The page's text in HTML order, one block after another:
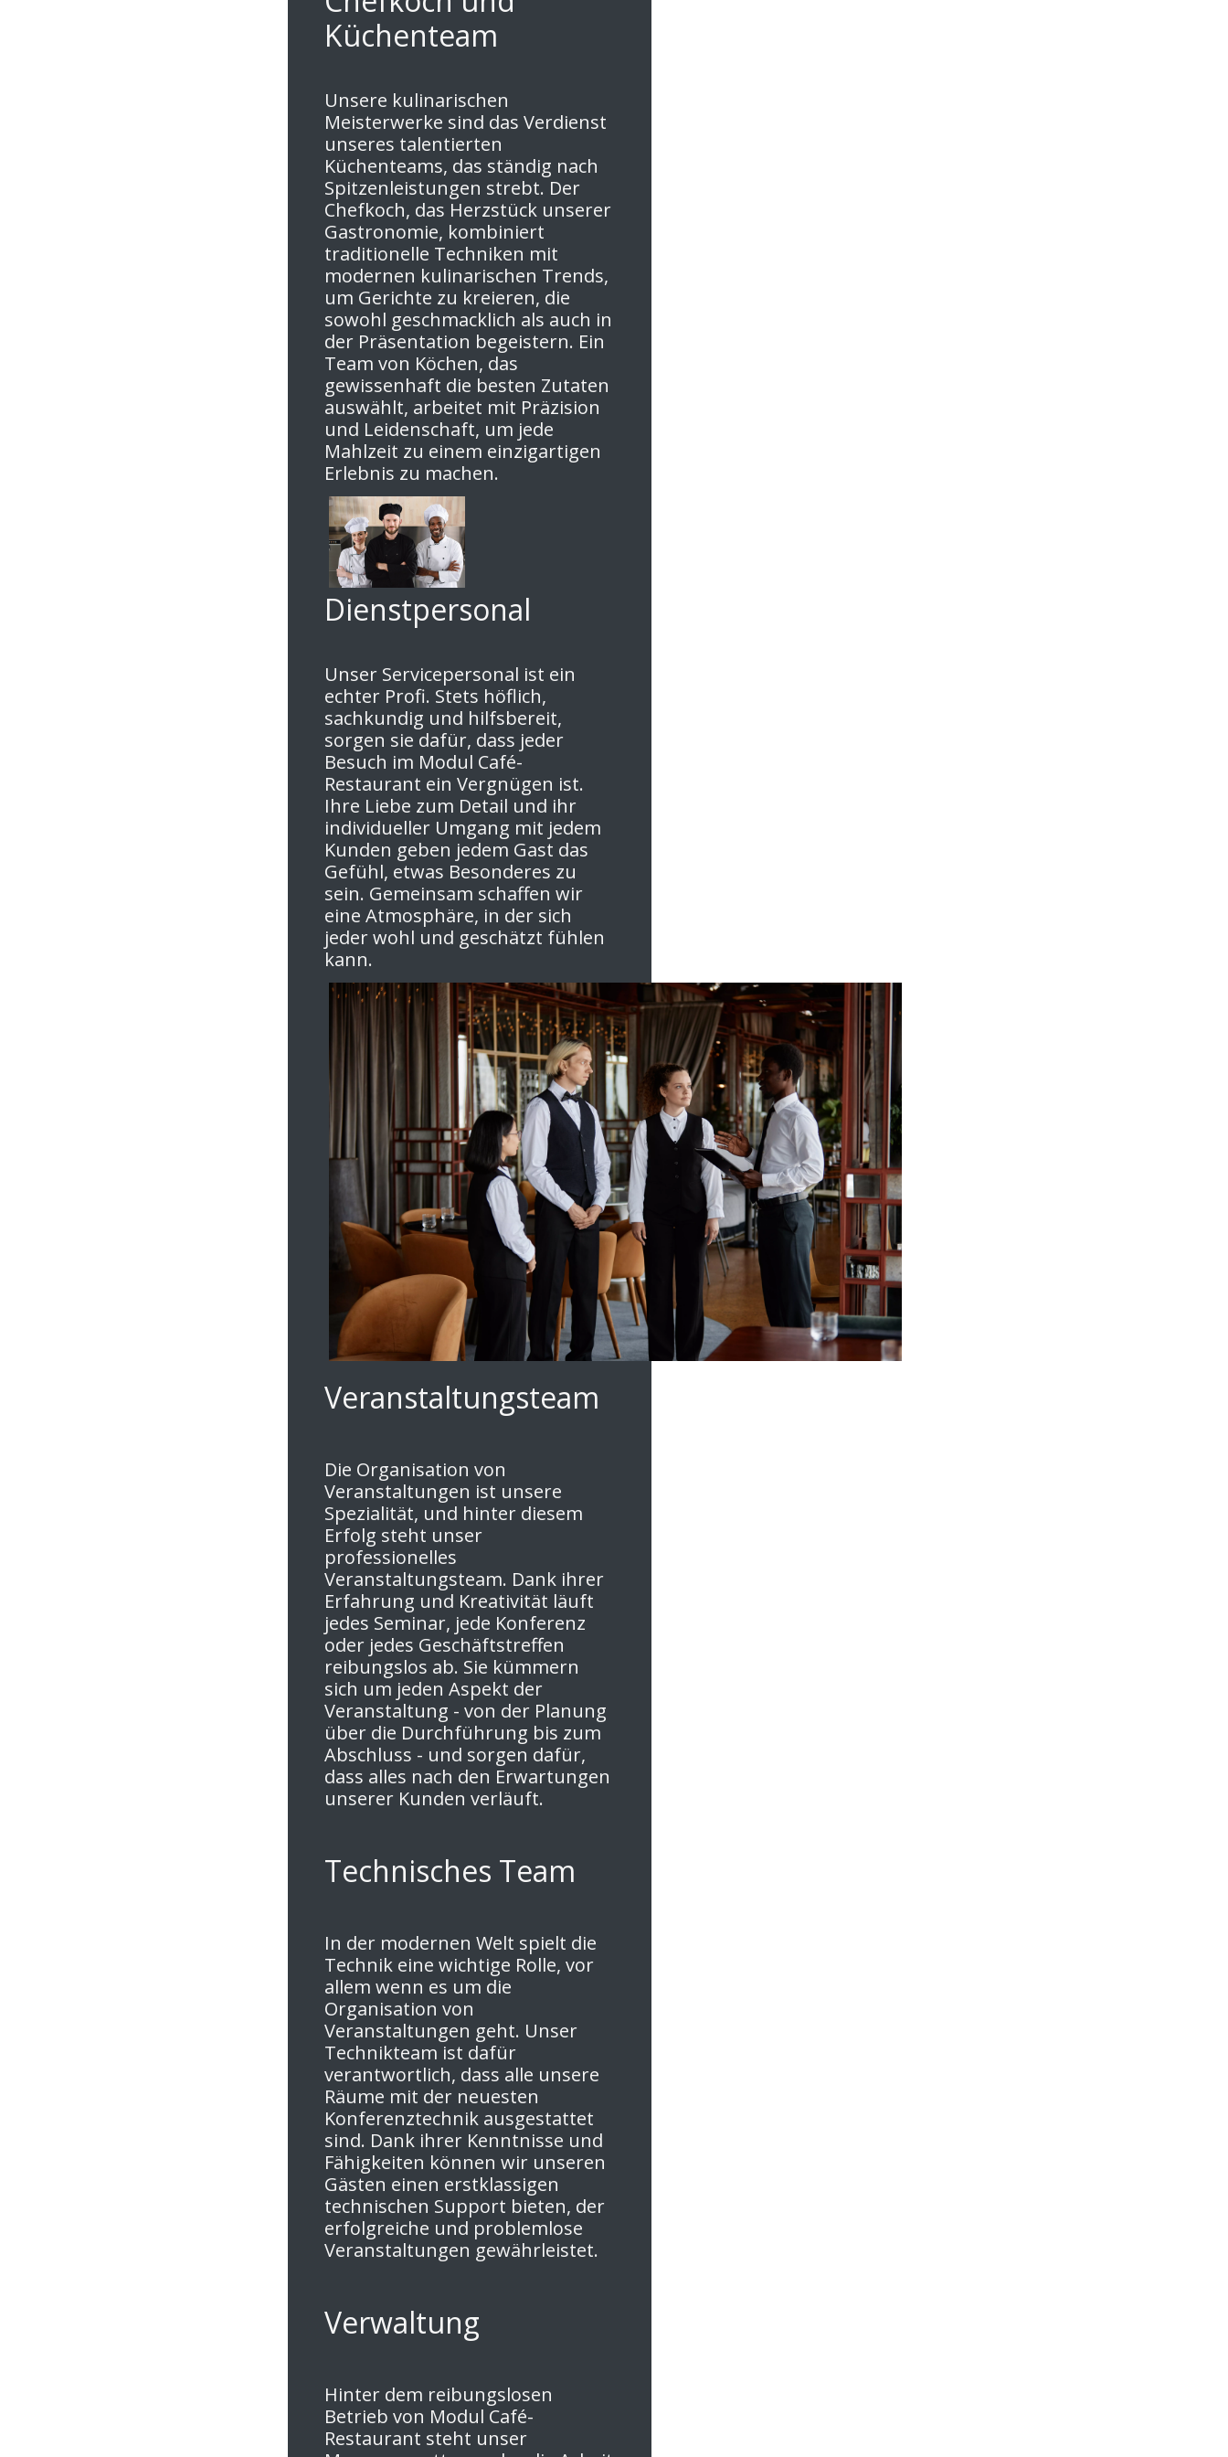
Küchenteam
Unsere kulinarischen
Meisterwerke sind das Verdienst
unseres talentierten
Küchenteams, das ständig nach
Spitzenleistungen strebt. Der
Chefkoch, das Herzstück unserer
Gastronomie, kombiniert
traditionelle Techniken mit
modernen kulinarischen Trends,
um Gerichte zu kreieren, die
sowohl geschmacklich als auch in
der Präsentation begeistern. Ein
Team von Köchen, das
gewissenhaft die besten Zutaten
auswählt, arbeitet mit Präzision
und Leidenschaft, um jede
Mahlzeit zu einem einzigartigen
Erlebnis zu machen.
Dienstpersonal
Unser Servicepersonal ist ein
echter Profi. Stets höflich,
sachkundig und hilfsbereit,
sorgen sie dafür, dass jeder
Besuch im Modul Café-
Restaurant ein Vergnügen ist.
Ihre Liebe zum Detail und ihr
individueller Umgang mit jedem
Kunden geben jedem Gast das
Gefühl, etwas Besonderes zu
sein. Gemeinsam schaffen wir
eine Atmosphäre, in der sich
jeder wohl und geschätzt fühlen
kann.
Veranstaltungsteam
Die Organisation von
Veranstaltungen ist unsere
Spezialität, und hinter diesem
Erfolg steht unser
professionelles
Veranstaltungsteam. Dank ihrer
Erfahrung und Kreativität läuft
jedes Seminar, jede Konferenz
oder jedes Geschäftstreffen
reibungslos ab. Sie kümmern
sich um jeden Aspekt der
Veranstaltung - von der Planung
über die Durchführung bis zum
Abschluss - und sorgen dafür,
dass alles nach den Erwartungen
unserer Kunden verläuft.
Technisches Team
In der modernen Welt spielt die
Technik eine wichtige Rolle, vor
allem wenn es um die
Organisation von
Veranstaltungen geht. Unser
Technikteam ist dafür
verantwortlich, dass alle unsere
Räume mit der neuesten
Konferenztechnik ausgestattet
sind. Dank ihrer Kenntnisse und
Fähigkeiten können wir unseren
Gästen einen erstklassigen
technischen Support bieten, der
erfolgreiche und problemlose
Veranstaltungen gewährleistet.
Verwaltung
Hinter dem reibungslosen
Betrieb von Modul Café-
Restaurant steht unser